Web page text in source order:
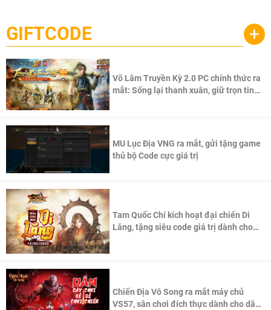
cầu, theo giấy phép chính thức từ công ty game Nhật Bản
Pocketpair, Inc.
GIFTCODE +
Võ Lâm Truyền Kỳ 2.0 PC chính thức ra
mắt: Sống lại thanh xuân, giữ trọn tinh
MU Lục Địa VNG ra mắt, gửi tặng game
thủ bộ Code cực giá trị
Tam Quốc Chí kích hoạt đại chiến Di
Lăng, tặng siêu code giá trị dành cho
Chiến Địa Vô Song ra mắt máy chủ
VS57, sân chơi đích thực dành cho dân